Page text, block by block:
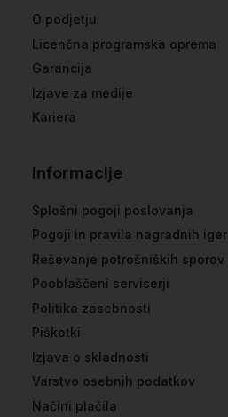
O podjetju
Licenčna programska oprema
Garancija
Izjave za medije
Kariera
Informacije
Splošni pogoji poslovanja
Pogoji in pravila nagradnih iger
Reševanje potrošniških sporov
Pooblaščeni serviserji
Politika zasebnosti
Piškotki
Izjava o skladnosti
Varstvo osebnih podatkov
Načini plačila